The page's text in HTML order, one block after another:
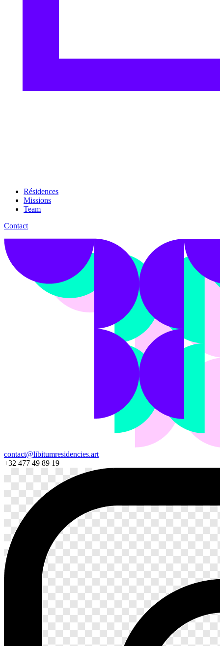
Résidences
Missions
Team
Contact
contact@libitumresidencies.art
+32 477 49 89 19